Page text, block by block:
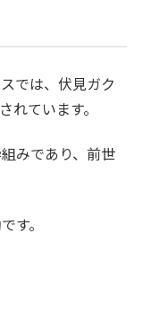
では、伏見ガク
ています。
みであり、前世
す。